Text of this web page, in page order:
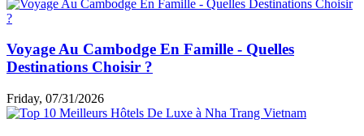
Voyage Au Cambodge En Famille - Quelles
Destinations Choisir ?
Friday, 07/31/2026